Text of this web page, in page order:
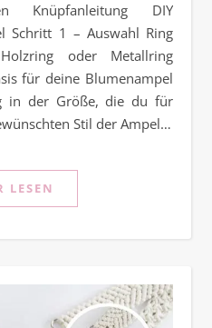
Knüpfanleitung DIY
Schritt 1 – Auswahl Ring
oder Metallring
für deine Blumenampel
in der Größe, die du für
Stil der Ampel…
LESEN